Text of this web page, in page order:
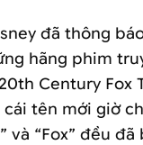
đã thông
hãng phim
Century
cái tên mới giờ
và “Fox” đều